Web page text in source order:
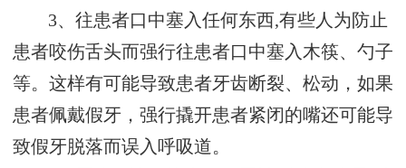
3、往患者口中塞入任何东西,有些人为防止
患者咬伤舌头而强行往患者口中塞入木筷、勺子
等。这样有可能导致患者牙齿断裂、松动，如果
患者佩戴假牙，强行撬开患者紧闭的嘴还可能导
致假牙脱落而误入呼吸道。